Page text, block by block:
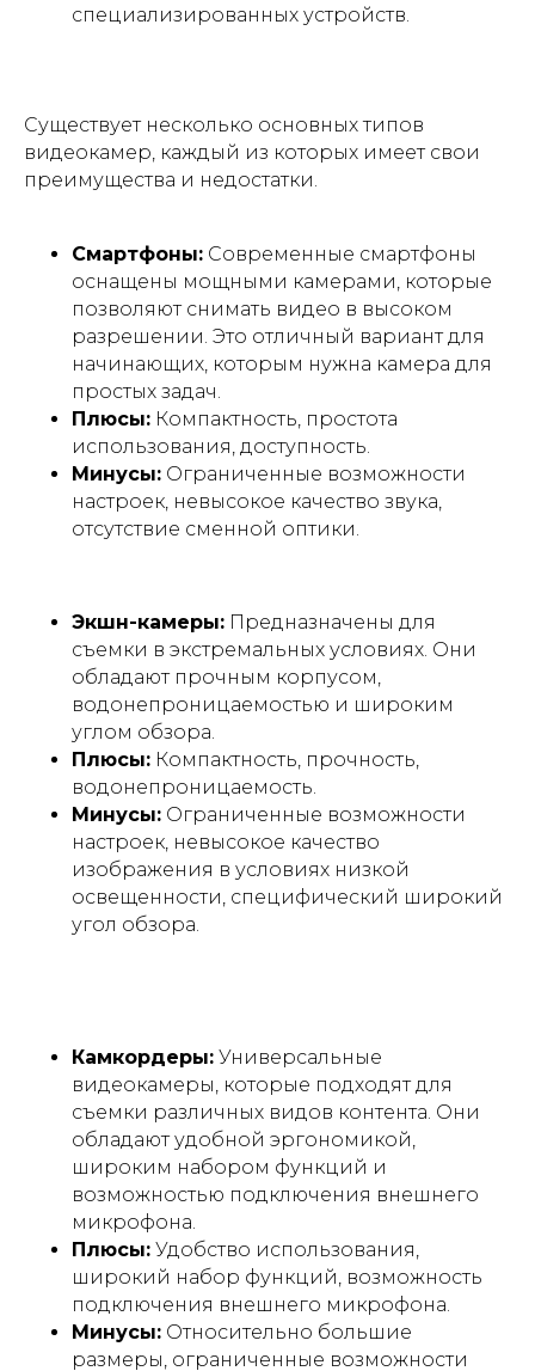
специализированных устройств.
Существует несколько основных типов
видеокамер, каждый из которых имеет свои
преимущества и недостатки.
Смартфоны: Современные смартфоны
оснащены мощными камерами, которые
позволяют снимать видео в высоком
разрешении. Это отличный вариант для
начинающих, которым нужна камера для
простых задач.
Плюсы: Компактность, простота
использования, доступность.
Минусы: Ограниченные возможности
настроек, невысокое качество звука,
отсутствие сменной оптики.
Экшн-камеры: Предназначены для
съемки в экстремальных условиях. Они
обладают прочным корпусом,
водонепроницаемостью и широким
углом обзора.
Плюсы: Компактность, прочность,
водонепроницаемость.
Минусы: Ограниченные возможности
настроек, невысокое качество
изображения в условиях низкой
освещенности, специфический широкий
угол обзора.
Камкордеры: Универсальные
видеокамеры, которые подходят для
съемки различных видов контента. Они
обладают удобной эргономикой,
широким набором функций и
возможностью подключения внешнего
микрофона.
Плюсы: Удобство использования,
широкий набор функций, возможность
подключения внешнего микрофона.
Минусы: Относительно большие
размеры, ограниченные возможности